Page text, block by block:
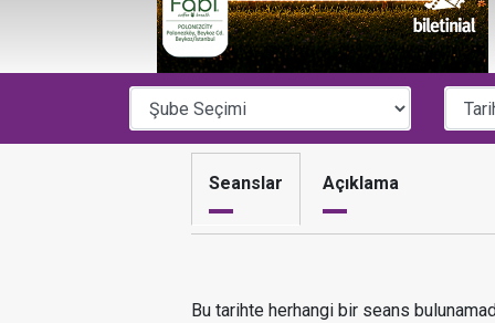
Seanslar Açıklama
Bu tarihte herhangi bir seans